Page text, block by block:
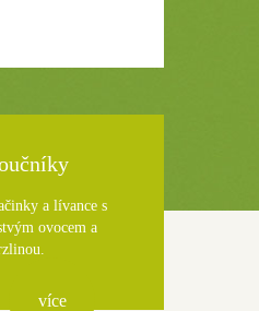
a lívance s
ovocem a
více